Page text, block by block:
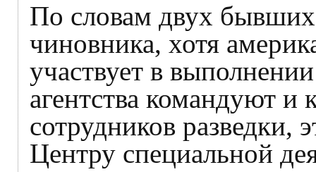
По словам двух бывших
чиновника, хотя
участвует в
агентства командуют
сотрудников
Центру специальной